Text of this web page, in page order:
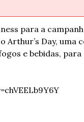
para a
Arthur’s Day,
e bebidas,